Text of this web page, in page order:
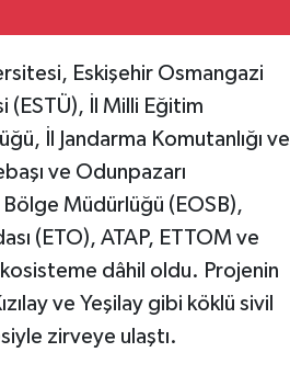
Eskişehir Osmangazi
(ESTÜ), İl Milli Eğitim
İl Jandarma Komutanlığı ve
ve Odunpazarı
Bölge Müdürlüğü (EOSB),
(ETO), ATAP, ETTOM ve
dâhil oldu. Projenin
ve Yeşilay gibi köklü sivil
zirveye ulaştı.